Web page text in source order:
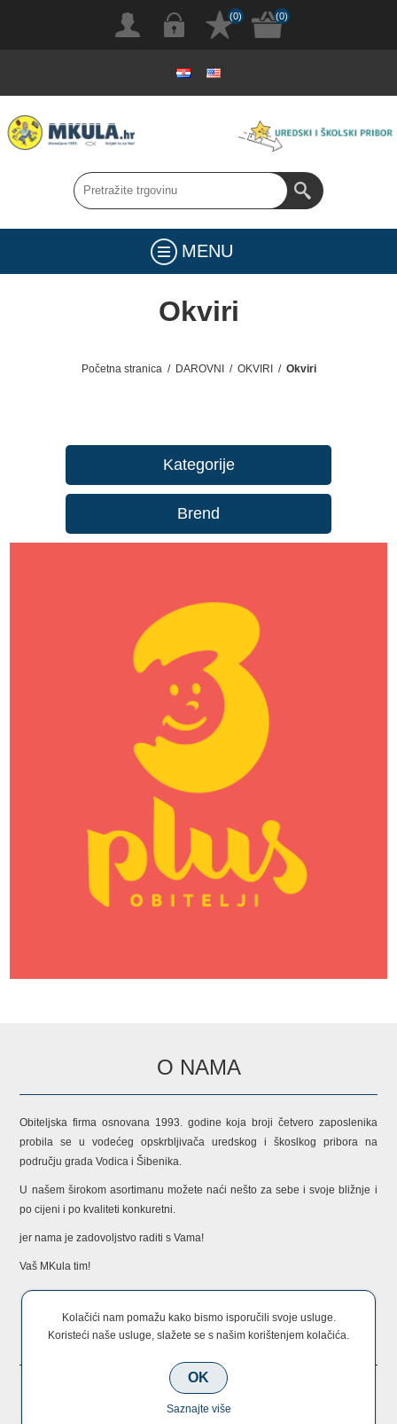
(0) (0)
MENU
Okviri
Početna stranica / DAROVNI / OKVIRI / Okviri
Kategorije
Brend
O NAMA
Obiteljska firma osnovana 1993. godine koja broji četvero zaposlenika
probila se u vodećeg opskrbljivača uredskog i škoslkog pribora na
području grada Vodica i Šibenika.
U našem širokom asortimanu možete naći nešto za sebe i svoje bližnje i
po cijeni i po kvaliteti konkuretni.
jer nama je zadovoljstvo raditi s Vama!
Vaš MKula tim!
KONTAKTIRAJTE NAS
+385 22 670 005
Kolačići nam pomažu kako bismo isporučili svoje usluge.
Koristeći naše usluge, slažete se s našim korištenjem kolačića.
OK
Saznajte više